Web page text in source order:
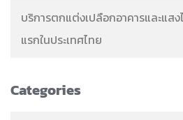
บริการตกแต่งเปลือกอาคารและแส
แรกในประเทศไทย
Categories